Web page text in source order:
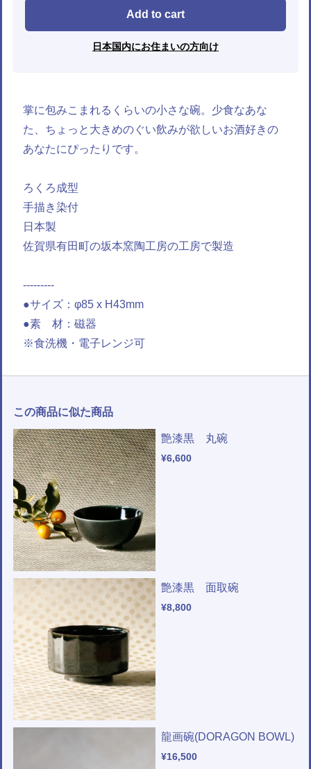
Add to cart
日本国内にお住まいの方向け
掌に包みこまれるくらいの小さな碗。少食なあな
た、ちょっと大きめのぐい飲みが欲しいお酒好きの
あなたにぴったりです。
ろくろ成型
手描き染付
日本製
佐賀県有田町の坂本窯陶工房の工房で製造
---------
●サイズ：φ85 x H43mm
●素 材：磁器
※食洗機・電子レンジ可
この商品に似た商品
艶漆黒 丸碗
¥6,600
艶漆黒 面取碗
¥8,800
龍画碗(DORAGON BOWL)
¥16,500